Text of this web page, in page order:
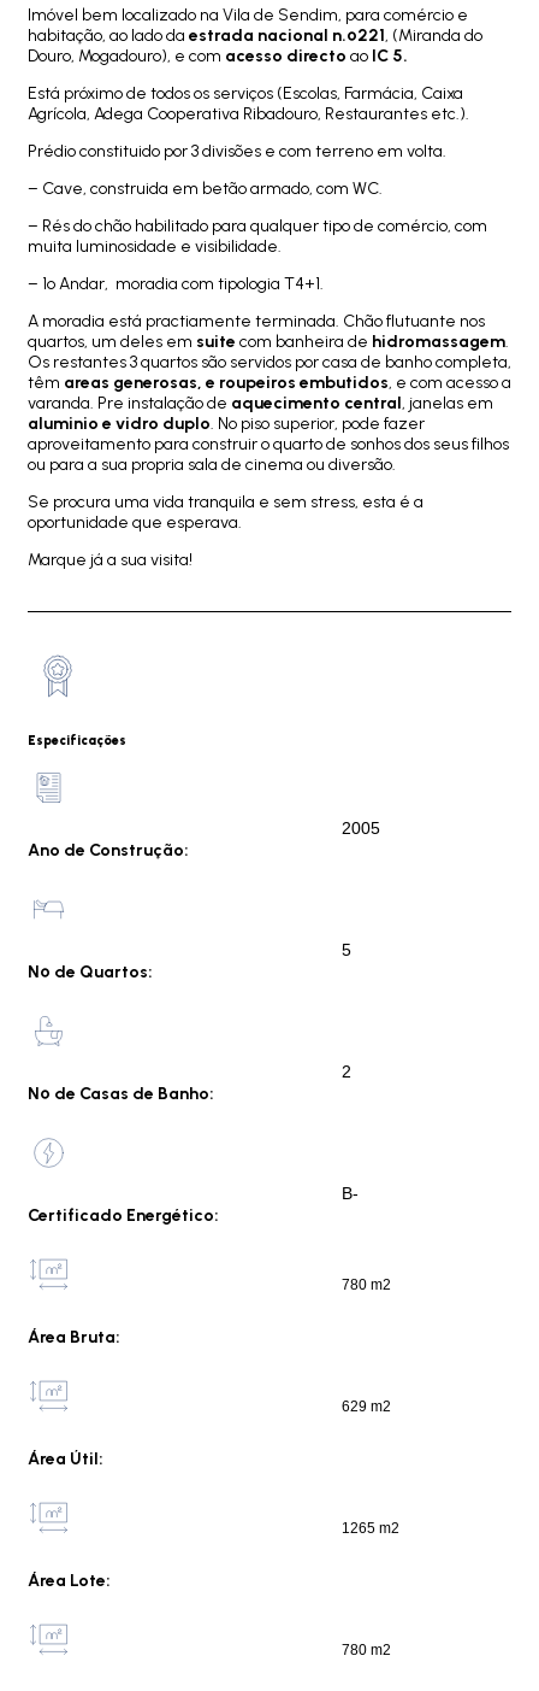
Imóvel bem localizado na Vila de Sendim, para comércio e
habitação, ao lado da estrada nacional n.º221, (Miranda do
Douro, Mogadouro), e com acesso directo ao IC 5.
Está próximo de todos os serviços (Escolas, Farmácia, Caixa
Agrícola, Adega Cooperativa Ribadouro, Restaurantes etc.).
Prédio constituido por 3 divisões e com terreno em volta.
– Cave, construida em betão armado, com WC.
– Rés do chão habilitado para qualquer tipo de comércio, com
muita luminosidade e visibilidade.
– 1º Andar, moradia com tipologia T4+1.
A moradia está practiamente terminada. Chão flutuante nos
quartos, um deles em suite com banheira de hidromassagem.
Os restantes 3 quartos são servidos por casa de banho completa,
têm areas generosas, e roupeiros embutidos, e com acesso a
varanda. Pre instalação de aquecimento central, janelas em
aluminio e vidro duplo. No piso superior, pode fazer
aproveitamento para construir o quarto de sonhos dos seus filhos
ou para a sua propria sala de cinema ou diversão.
Se procura uma vida tranquila e sem stress, esta é a
oportunidade que esperava.
Marque já a sua visita!
Especificações
Ano de Construção:
2005
Nº de Quartos:
5
Nº de Casas de Banho:
2
Certificado Energético:
B-
Área Bruta:
780 m2
Área Útil:
629 m2
Área Lote:
1265 m2
780 m2